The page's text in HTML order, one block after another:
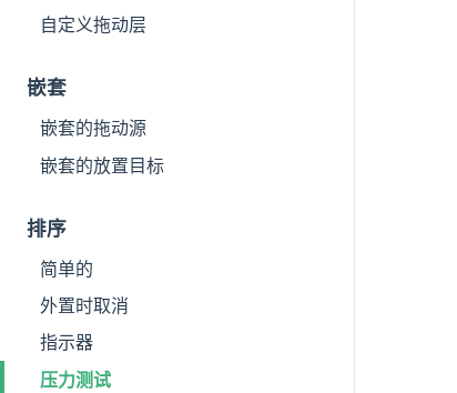
自定义拖动层
嵌套
嵌套的拖动源
嵌套的放置目标
排序
简单的
外置时取消
指示器
压力测试